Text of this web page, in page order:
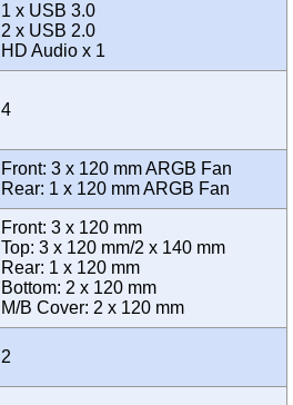
1 x USB 3.0
2 x USB 2.0
HD Audio x 1
4
Front: 3 x 120 mm ARGB Fan
Rear: 1 x 120 mm ARGB Fan
Front: 3 x 120 mm
Top: 3 x 120 mm/2 x 140 mm
Rear: 1 x 120 mm
Bottom: 2 x 120 mm
M/B Cover: 2 x 120 mm
2